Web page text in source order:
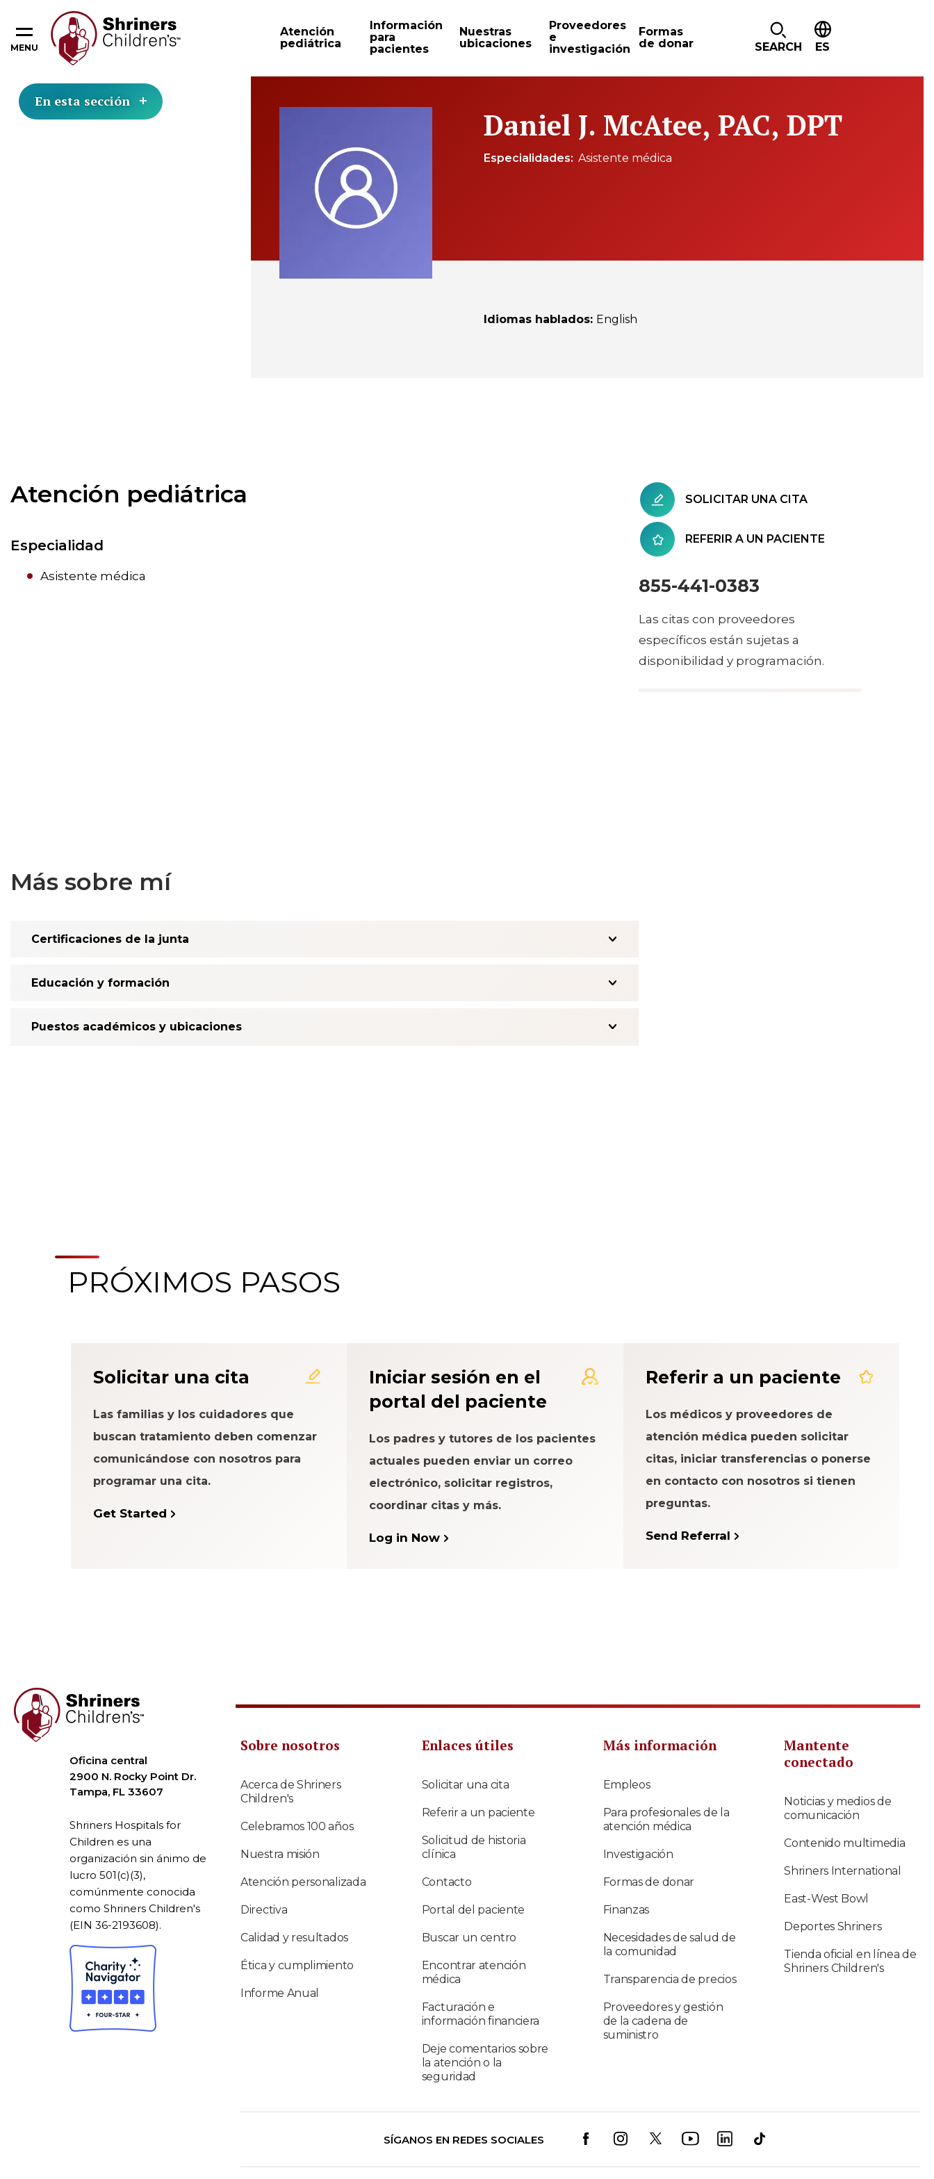
MENU
Atención
pediátrica
Información
para
pacientes
Nuestras
ubicaciones
Proveedores
e
investigación
Formas
de donar
SEARCH ES
En esta sección
Daniel J. McAtee, PAC, DPT
Especialidades Asistente médica
Idiomas hablados: English
Atención pediátrica
Especialidad
Asistente médica
SOLICITAR UNA CITA
REFERIR A UN PACIENTE
855-441-0383
Las citas con proveedores
específicos están sujetas a
disponibilidad y programación.
Más sobre mí
Certificaciones de la junta
Educación y formación
Puestos académicos y ubicaciones
Paciente
PRÓXIMOS PASOS
Solicitar una cita
Las familias y los cuidadores que
buscan tratamiento deben comenzar
comunicándose con nosotros para
programar una cita.
Get Started
Iniciar sesión en el
portal del paciente
Los padres y tutores de los pacientes
actuales pueden enviar un correo
electrónico, solicitar registros,
coordinar citas y más.
Log in Now
Referir a un paciente
Los médicos y proveedores de
atención médica pueden solicitar
citas, iniciar transferencias o ponerse
en contacto con nosotros si tienen
preguntas.
Send Referral
Oficina central
2900 N. Rocky Point Dr.
Tampa, FL 33607
Shriners Hospitals for
Children es una
organización sin ánimo de
lucro 501(c)(3),
comúnmente conocida
como Shriners Children's
(EIN 36-2193608).
Sobre nosotros
Acerca de Shriners
Children's
Celebramos 100 años
Nuestra misión
Atención personalizada
Directiva
Calidad y resultados
Ética y cumplimiento
Informe Anual
Enlaces útiles
Solicitar una cita
Referir a un paciente
Solicitud de historia
clínica
Contacto
Portal del paciente
Buscar un centro
Encontrar atención
médica
Facturación e
información financiera
Deje comentarios sobre
la atención o la
seguridad
Más información
Empleos
Para profesionales de la
atención médica
Investigación
Formas de donar
Finanzas
Necesidades de salud de
la comunidad
Transparencia de precios
Proveedores y gestión
de la cadena de
suministro
Mantente
conectado
Noticias y medios de
comunicación
Contenido multimedia
Shriners International
East-West Bowl
Deportes Shriners
Tienda oficial en línea de
Shriners Children's
SÍGANOS EN REDES SOCIALES